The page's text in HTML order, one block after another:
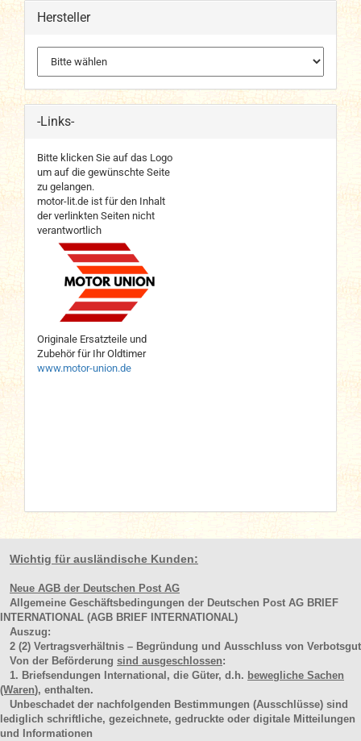
Hersteller
-Links-
Bitte klicken Sie auf das Logo
um auf die gewünschte Seite
zu gelangen.
motor-lit.de ist für den Inhalt
der verlinkten Seiten nicht
verantwortlich
Originale Ersatzteile und
Zubehör für Ihr Oldtimer
www.motor-union.de
Wichtig für ausländische Kunden:
Neue AGB der Deutschen Post AG
Allgemeine Geschäftsbedingungen der Deutschen Post AG BRIEF
INTERNATIONAL (AGB BRIEF INTERNATIONAL)
Auszug:
2 (2) Vertragsverhältnis – Begründung und Ausschluss von Verbotsgut
Von der Beförderung sind ausgeschlossen:
1. Briefsendungen International, die Güter, d.h. bewegliche Sachen
(Waren), enthalten.
Unbeschadet der nachfolgenden Bestimmungen (Ausschlüsse) sind
lediglich schriftliche, gezeichnete, gedruckte oder digitale Mitteilungen
und Informationen